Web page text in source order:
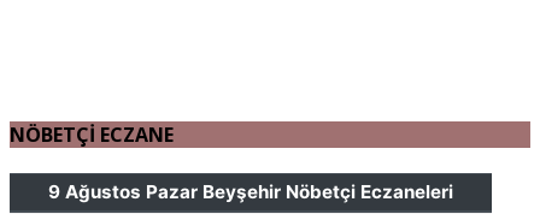
NÖBETÇİ ECZANE